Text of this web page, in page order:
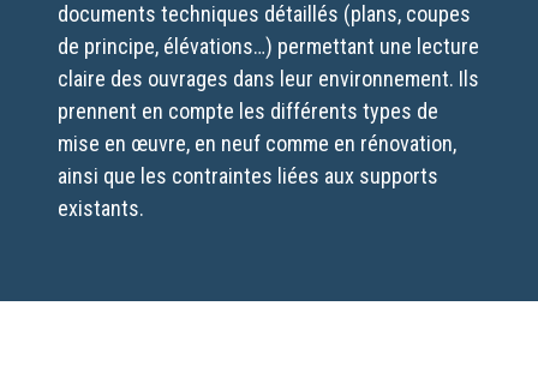
documents techniques détaillés (plans, coupes
de principe, élévations…) permettant une lecture
claire des ouvrages dans leur environnement. Ils
prennent en compte les différents types de
mise en œuvre, en neuf comme en rénovation,
ainsi que les contraintes liées aux supports
existants.